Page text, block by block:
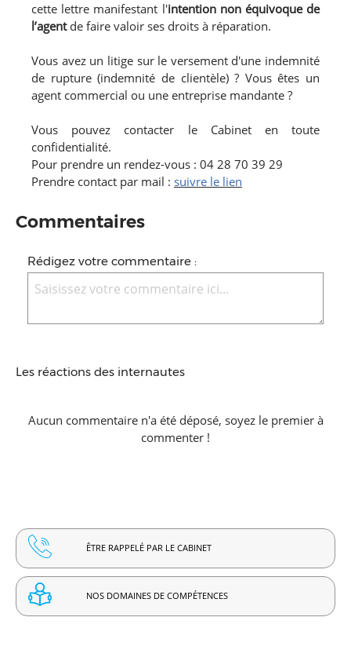
cette lettre manifestant l'intention non équivoque de
l’agentde faire valoir ses droits à réparation.
Vous avez un litige sur le versement d'une indemnité
de rupture (indemnité de clientèle) ? Vous êtes un
agent commercial ou une entreprise mandante ?
Vous pouvez contacter le Cabinet en toute
confidentialité.
Pour prendre un rendez-vous : 04 28 70 39 29
Prendre contact par mail : suivre le lien
Commentaires
Rédigez votre commentaire :
Les réactions des internautes
Aucun commentaire n'a été déposé, soyez le premier à
commenter !
ÊTRE RAPPELÉ PAR LE CABINET
NOS DOMAINES DE COMPÉTENCES